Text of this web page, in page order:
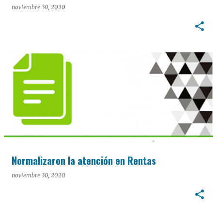
noviembre 30, 2020
Normalizaron la atención en Rentas
noviembre 30, 2020